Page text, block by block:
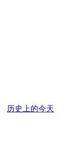
历史上的今天